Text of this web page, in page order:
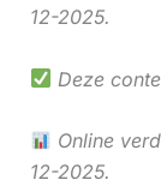
12-2025.
Deze
Online
12-2025.